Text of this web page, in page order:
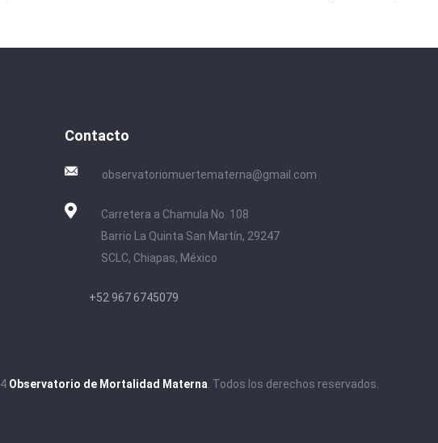
Contacto
observatoriomuertematerna@gmail.com
Carretera a Chamula No. 108
Barrio La Quinta San Martín, 29247
SCLC, Chiapas, México
+52 967 6745079
Observatorio de Mortalidad Materna . Todos los derechos reservados.